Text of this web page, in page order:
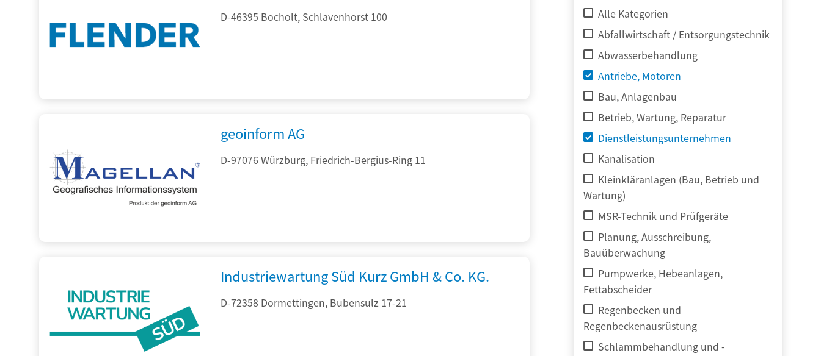
Alle Kategorien
Abfallwirtschaft / Entsorgungstechnik
Abwasserbehandlung
Antriebe, Motoren
Bau, Anlagenbau
Betrieb, Wartung, Reparatur
Dienstleistungsunternehmen
Kanalisation
Kleinkläranlagen (Bau, Betrieb und
Wartung)
MSR-Technik und Prüfgeräte
Planung, Ausschreibung,
Bauüberwachung
Pumpwerke, Hebeanlagen,
Fettabscheider
Regenbecken und
Regenbeckenausrüstung
Schlammbehandlung und -
D-46395 Bocholt, Schlavenhorst 100
geoinform AG
D-97076 Würzburg, Friedrich-Bergius-Ring 11
Industriewartung Süd Kurz GmbH & Co. KG.
D-72358 Dormettingen, Bubensulz 17-21